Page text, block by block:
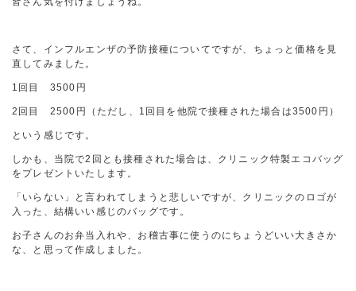
さて、インフルエンザの予防接種についてですが、ちょっと価格を見
直してみました。
1回目 3500円
2回目 2500円（ただし、1回目を他院で接種された場合は3500円）
という感じです。
しかも、当院で2回とも接種された場合は、クリニック特製エコバッグ
をプレゼントいたします。
「いらない」と言われてしまうと悲しいですが、クリニックのロゴが
入った、結構いい感じのバッグです。
お子さんのお弁当入れや、お稽古事に使うのにちょうどいい大きさか
な、と思って作成しました。